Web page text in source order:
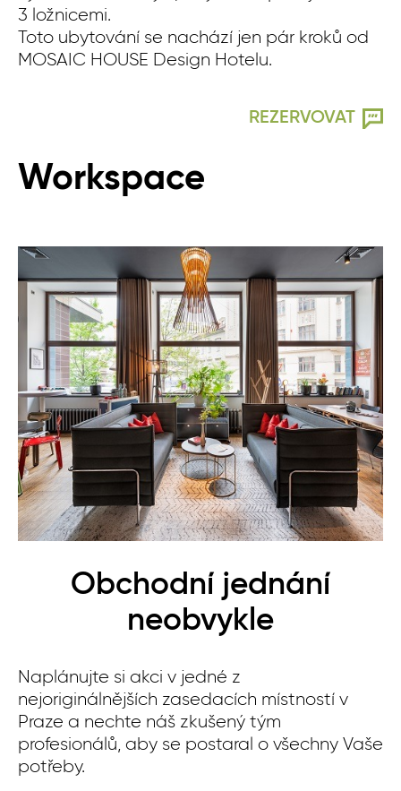
3 ložnicemi.
Toto ubytování se nachází jen pár kroků od
MOSAIC HOUSE Design Hotelu.
REZERVOVAT
Workspace
Obchodní jednání
neobvykle
Naplánujte si akci v jedné z
nejoriginálnějších zasedacích místností v
Praze a nechte náš zkušený tým
profesionálů, aby se postaral o všechny Vaše
potřeby.